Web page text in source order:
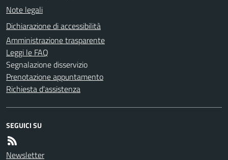
Note legali
Dichiarazione di accessibilità
Amministrazione trasparente
Leggi le FAQ
Segnalazione disservizio
Prenotazione appuntamento
Richiesta d'assistenza
SEGUICI SU
Newsletter